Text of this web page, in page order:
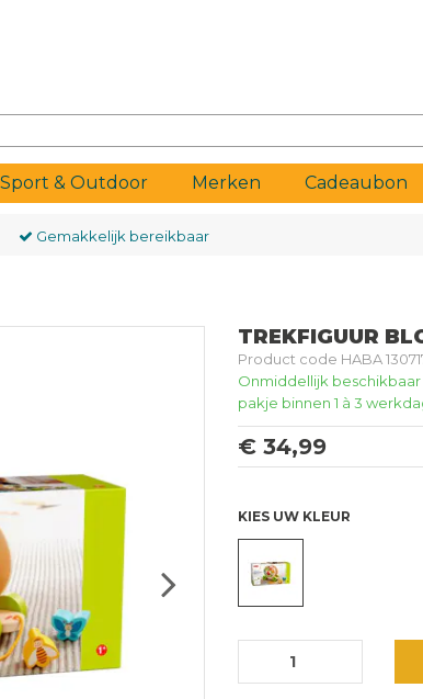
Sport & Outdoor Merken Cadeaubon
Gemakkelijk bereikbaar
TREKFIGUUR
Product code HABA
Onmiddellijk
pakje binnen 1 à 3
€ 34,99
KIES UW KLEUR